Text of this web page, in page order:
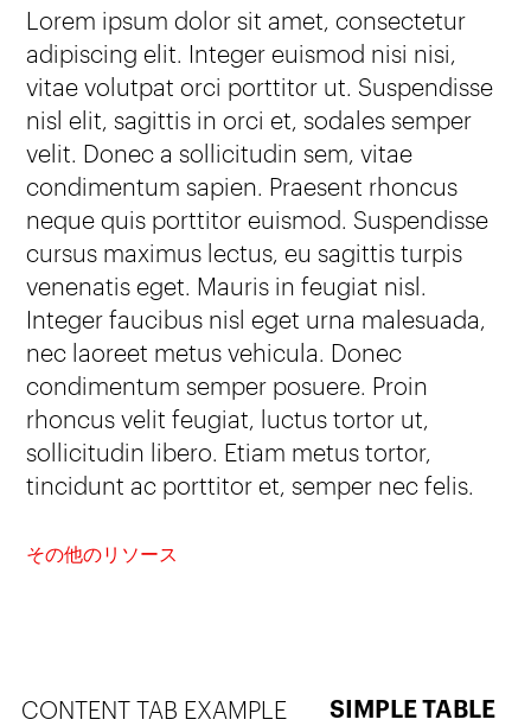
Lorem ipsum dolor sit amet, consectetur
adipiscing elit. Integer euismod nisi nisi,
vitae volutpat orci porttitor ut. Suspendisse
nisl elit, sagittis in orci et, sodales semper
velit. Donec a sollicitudin sem, vitae
condimentum sapien. Praesent rhoncus
neque quis porttitor euismod. Suspendisse
cursus maximus lectus, eu sagittis turpis
venenatis eget. Mauris in feugiat nisl.
Integer faucibus nisl eget urna malesuada,
nec laoreet metus vehicula. Donec
condimentum semper posuere. Proin
rhoncus velit feugiat, luctus tortor ut,
sollicitudin libero. Etiam metus tortor,
tincidunt ac porttitor et, semper nec felis.
その他のリソース
CONTENT TAB EXAMPLE SIMPLE TABLE